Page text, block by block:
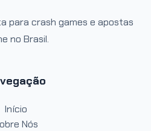
para crash games e apostas
no Brasil.
Início
Nós